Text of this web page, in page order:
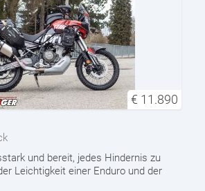
€ 11.890
und bereit, jedes Hindernis zu
Leichtigkeit einer Enduro und der